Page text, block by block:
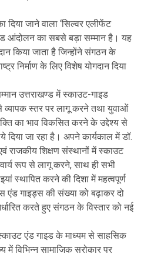
जाने वाला ‘सिल्वर एलीफेंट
आंदोलन का सबसे बड़ा सम्मान है। यह
किया जाता है जिन्होंने संगठन के
निर्माण के लिए विशेष योगदान दिया
उत्तराखण्ड में स्काउट-गाइड
स्तर पर लागू करने तथा युवाओं
का भाव विकसित करने के उद्देश्य से
जा रहा है। अपने कार्यकाल में डॉ.
राजकीय शिक्षण संस्थानों में स्काउट
रूप से लागू करने, साथ ही सभी
स्थापित करने की दिशा में महत्वपूर्ण
एंड गाइड्स की संख्या को बढ़ाकर दो
करते हुए संगठन के विस्तार को नई
एंड गाइड के माध्यम से साहसिक
में विभिन्न सामाजिक सरोकार पर